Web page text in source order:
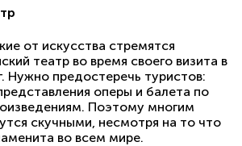
от искусства стремятся
театр во время своего визита в
Нужно предостеречь туристов:
оперы и балета по
Поэтому многим
скучными, несмотря на то что
во всем мире.